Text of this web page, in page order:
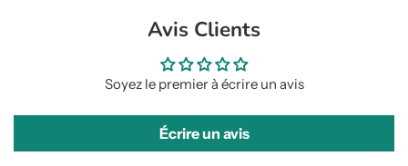
Avis Clients
Soyez le premier à écrire un avis
Écrire un avis